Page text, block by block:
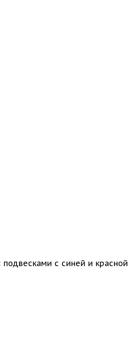
подвесками с синей и красной